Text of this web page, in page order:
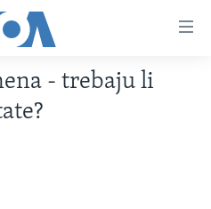
- trebaju li